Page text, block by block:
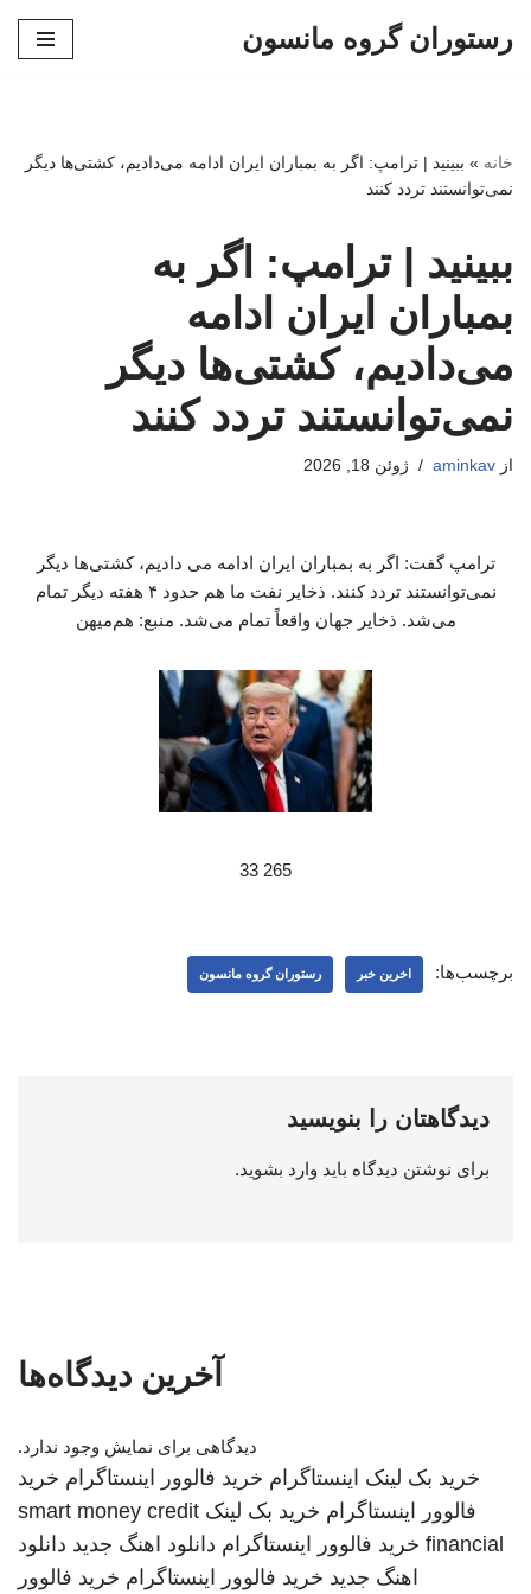
رستوران گروه مانسون
خانه » ببینید | ترامپ: اگر به بمباران ایران ادامه می‌دادیم، کشتی‌ها دیگر
نمی‌توانستند تردد کنند
ببینید | ترامپ: اگر به
بمباران ایران ادامه
می‌دادیم، کشتی‌ها دیگر
نمی‌توانستند تردد کنند
از aminkav ژوئن 18, 2026
ترامپ گفت: اگر به بمباران ایران ادامه می دادیم، کشتی‌ها دیگر
نمی‌توانستند تردد کنند. ذخایر نفت ما هم حدود ۴ هفته دیگر تمام
می‌شد. ذخایر جهان واقعاً تمام می‌شد. منبع: هم‌میهن
265 33
برچسب‌ها: اخرین خبر رستوران گروه مانسون
دیدگاهتان را بنویسید
برای نوشتن دیدگاه باید وارد بشوید.
آخرین دیدگاه‌ها
دیدگاهی برای نمایش وجود ندارد.
خرید بک لینک اینستاگرام خرید فالوور اینستاگرام خرید
فالوور اینستاگرام خرید بک لینک smart money credit
financial خرید فالوور اینستاگرام دانلود اهنگ جدید دانلود
اهنگ جدید خرید فالوور اینستاگرام خرید فالوور